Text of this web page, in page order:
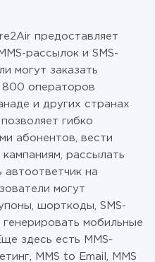
предоставляет
рассылок и SMS-
могут заказать
800 операторов
и других странах
гибко
абонентов, вести
рассылать
автоответчик на
могут
шорткоды, SMS-
мобильные
здесь есть MMS-
MMS to Email, MMS